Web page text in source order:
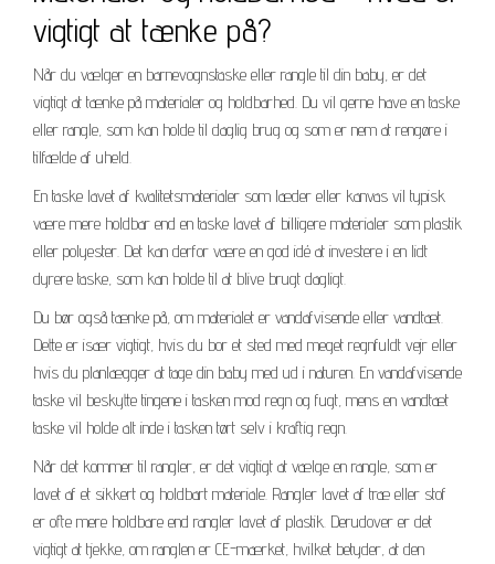
vigtigt at tænke på?
Når du vælger en barnevognstaske eller rangle til din baby, er det
vigtigt at tænke på materialer og holdbarhed. Du vil gerne have en taske
eller rangle, som kan holde til daglig brug og som er nem at rengøre i
tilfælde af uheld.
En taske lavet af kvalitetsmaterialer som læder eller kanvas vil typisk
være mere holdbar end en taske lavet af billigere materialer som plastik
eller polyester. Det kan derfor være en god idé at investere i en lidt
dyrere taske, som kan holde til at blive brugt dagligt.
Du bør også tænke på, om materialet er vandafvisende eller vandtæt.
Dette er især vigtigt, hvis du bor et sted med meget regnfuldt vejr eller
hvis du planlægger at tage din baby med ud i naturen. En vandafvisende
taske vil beskytte tingene i tasken mod regn og fugt, mens en vandtæt
taske vil holde alt inde i tasken tørt selv i kraftig regn.
Når det kommer til rangler, er det vigtigt at vælge en rangle, som er
lavet af et sikkert og holdbart materiale. Rangler lavet af træ eller stof
er ofte mere holdbare end rangler lavet af plastik. Derudover er det
vigtigt at tjekke, om ranglen er CE-mærket, hvilket betyder, at den